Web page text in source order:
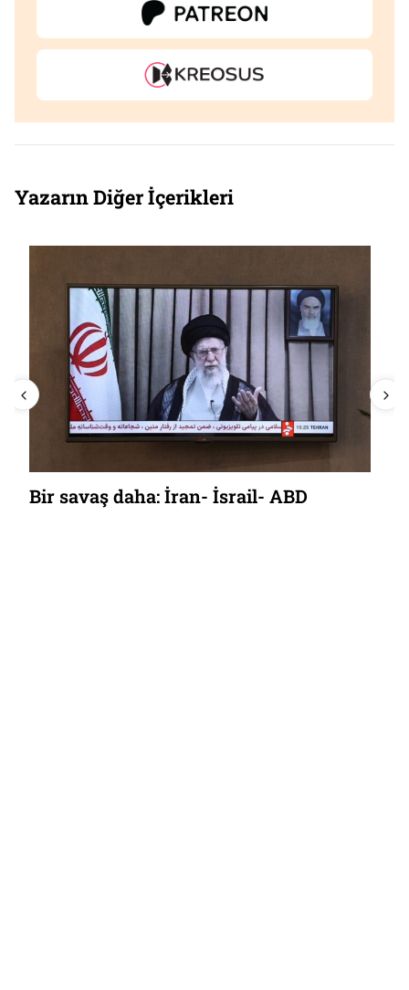
Yazarın Diğer İçerikleri
Bir savaş daha: İran- İsrail- ABD